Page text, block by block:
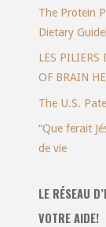
The Protein
Dietary
LES PILIERS
OF BRAIN
The U.S.
“Que ferait
de vie
LE RÉSEAU
VOTRE AIDE!